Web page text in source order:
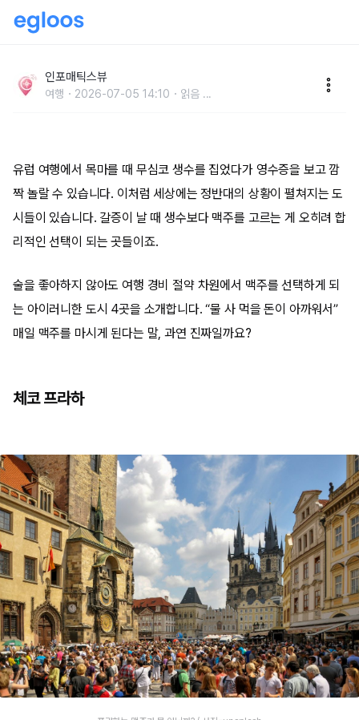
맥주 마시게 되는 도시 BEST 4
인포매틱스뷰
여행 2026-07-05 14:10 읽음 ...
유럽 여행에서 목마를 때 무심코 생수를 집었다가 영수증을 보고 깜
짝 놀랄 수 있습니다. 이처럼 세상에는 정반대의 상황이 펼쳐지는 도
시들이 있습니다. 갈증이 날 때 생수보다 맥주를 고르는 게 오히려 합
리적인 선택이 되는 곳들이죠.
술을 좋아하지 않아도 여행 경비 절약 차원에서 맥주를 선택하게 되
는 아이러니한 도시 4곳을 소개합니다. “물 사 먹을 돈이 아까워서”
매일 맥주를 마시게 된다는 말, 과연 진짜일까요?
체코 프라하